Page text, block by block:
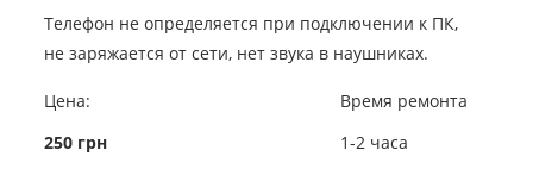
Телефон не определяется при подключении к ПК,
не заряжается от сети, нет звука в наушниках.
Цена:
250 грн
Время ремонта
1-2 часа